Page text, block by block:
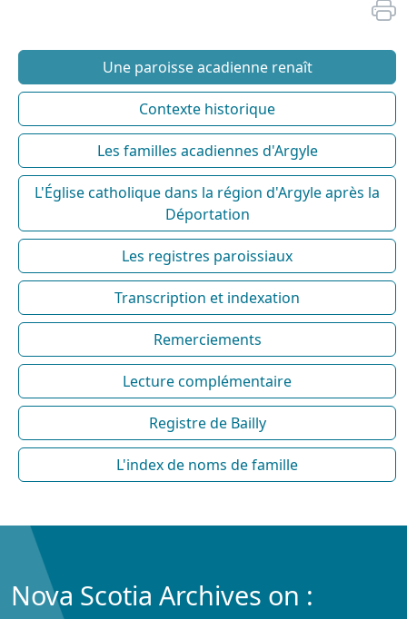
Une paroisse acadienne renaît
Contexte historique
Les familles acadiennes d'Argyle
L'Église catholique dans la région d'Argyle après la
Déportation
Les registres paroissiaux
Transcription et indexation
Remerciements
Lecture complémentaire
Registre de Bailly
L'index de noms de famille
Nova Scotia Archives on :